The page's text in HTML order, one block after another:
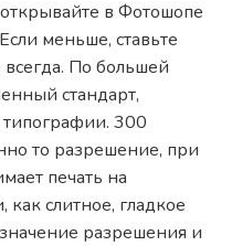
в Фотошопе
меньше, ставьте
всегда. По большей
стандарт,
300
то разрешение, при
печать на
как слитное, гладкое
разрешения и